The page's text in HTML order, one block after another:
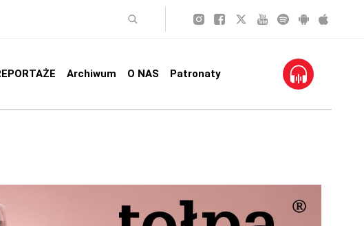
Archiwum O NAS Patronaty